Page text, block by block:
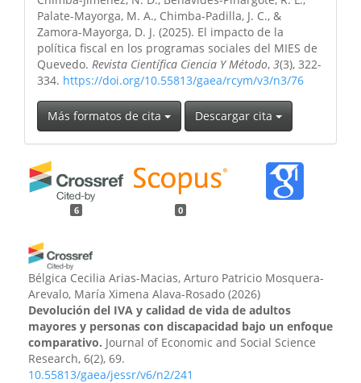
Palate-Mayorga, M. A., Chimba-Padilla, J. C., &
Zamora-Mayorga, D. J. (2025). El impacto de la
política fiscal en los programas sociales del MIES de
Quevedo. Revista Científica Ciencia Y Método, 3(3), 322-
334. https://doi.org/10.55813/gaea/rcym/v3/n3/76
Más formatos de cita Descargar cita
6 0
Bélgica Cecilia Arias-Macias, Arturo Patricio Mosquera-
Arevalo, María Ximena Alava-Rosado (2026)
Devolución del IVA y calidad de vida de adultos
mayores y personas con discapacidad bajo un enfoque
comparativo. Journal of Economic and Social Science
Research, 6(2), 69.
10.55813/gaea/jessr/v6/n2/241